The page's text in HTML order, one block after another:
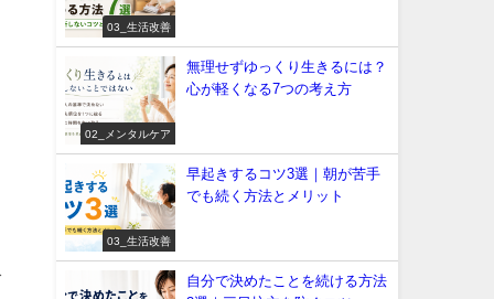
03_生活改善
02_メンタルケア
無理せずゆっくり生きるには？
心が軽くなる7つの考え方
03_生活改善
早起きするコツ3選｜朝が苦手
でも続く方法とメリット
自分で決めたことを続ける方法